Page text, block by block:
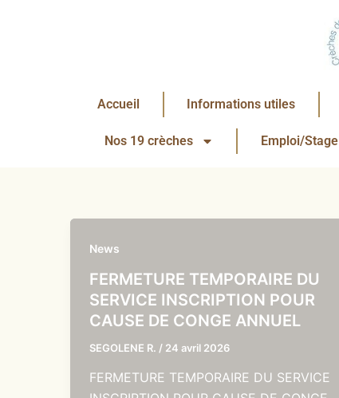
Accueil Informations utiles
Nos 19 crèches Emploi/Stage
News
FERMETURE TEMPORAIRE DU
SERVICE INSCRIPTION POUR
CAUSE DE CONGE ANNUEL
SEGOLENE R. / 24 avril 2026
FERMETURE TEMPORAIRE DU SERVICE